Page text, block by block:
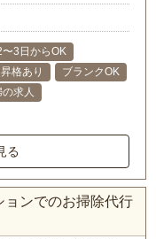
〜3日からOK
格あり
ブランクOK
求人
る
ンでのお掃除代行